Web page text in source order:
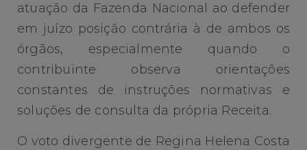
atuação da Fazenda Nacional ao defender
em juízo posição contrária à de ambos os
órgãos, especialmente quando o
contribuinte observa orientações
constantes de instruções normativas e
soluções de consulta da própria Receita.
O voto divergente de Regina Helena Costa